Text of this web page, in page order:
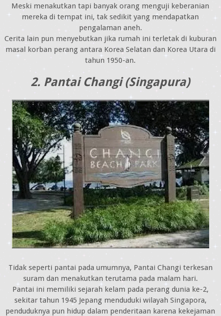
Meski menakutkan tapi banyak orang menguji keberanian
mereka di tempat ini, tak sedikit yang mendapatkan
pengalaman aneh.
Cerita lain pun menyebutkan jika rumah ini terletak di kuburan
masal korban perang antara Korea Selatan dan Korea Utara di
tahun 1950-an.
2. Pantai Changi (Singapura)
Tidak seperti pantai pada umumnya, Pantai Changi terkesan
suram dan menakutkan terutama pada malam hari.
Pantai ini memiliki sejarah kelam pada perang dunia ke-2,
sekitar tahun 1945 Jepang menduduki wilayah Singapora,
penduduknya pun hidup dalam penderitaan karena kekejaman